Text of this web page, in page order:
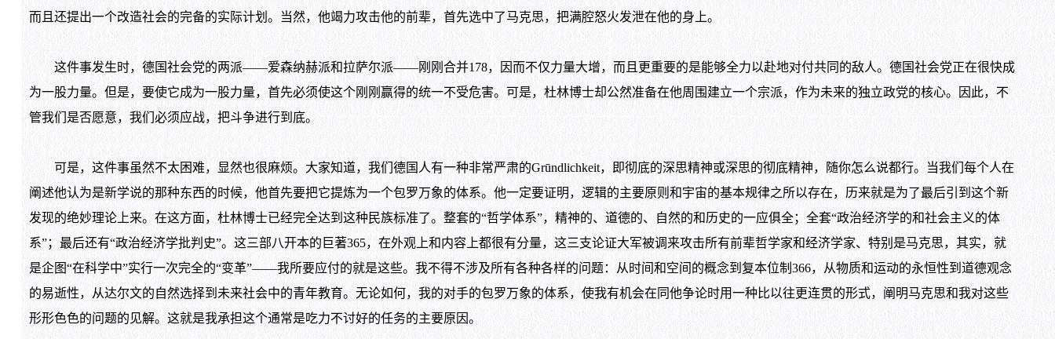
而且还提出一个改造社会的完备的实际计划。当然，他竭力攻击他的前辈，首先选中了马克思，把满腔怒火发泄在他的身上。
这件事发生时，德国社会党的两派——爱森纳赫派和拉萨尔派——刚刚合并178，因而不仅力量大增，而且更重要的是能够全力以赴地对付共同的敌人。德国社会党正在很快成
为一股力量。但是，要使它成为一股力量，首先必须使这个刚刚赢得的统一不受危害。可是，杜林博士却公然准备在他周围建立一个宗派，作为未来的独立政党的核心。因此，不
管我们是否愿意，我们必须应战，把斗争进行到底。
可是，这件事虽然不太困难，显然也很麻烦。大家知道，我们德国人有一种非常严肃的Grūndlichkeit，即彻底的深思精神或深思的彻底精神，随你怎么说都行。当我们每个人在
阐述他认为是新学说的那种东西的时候，他首先要把它提炼为一个包罗万象的体系。他一定要证明，逻辑的主要原则和宇宙的基本规律之所以存在，历来就是为了最后引到这个新
发现的绝妙理论上来。在这方面，杜林博士已经完全达到这种民族标准了。整套的“哲学体系”，精神的、道德的、自然的和历史的一应俱全；全套“政治经济学的和社会主义的体
系”；最后还有“政治经济学批判史”。这三部八开本的巨著365，在外观上和内容上都很有分量，这三支论证大军被调来攻击所有前辈哲学家和经济学家、特别是马克思，其实，就
是企图“在科学中”实行一次完全的“变革”——我所要应付的就是这些。我不得不涉及所有各种各样的问题：从时间和空间的概念到复本位制 366，从物质和运动的永恒性到道德观念
的易逝性，从达尔文的自然选择到未来社会中的青年教育。无论如何，我的对手的包罗万象的体系，使我有机会在同他争论时用一种比以往更连贯的形式，阐明马克思和我对这些
形形色色的问题的见解。这就是我承担这个通常是吃力不讨好的任务的主要原因。